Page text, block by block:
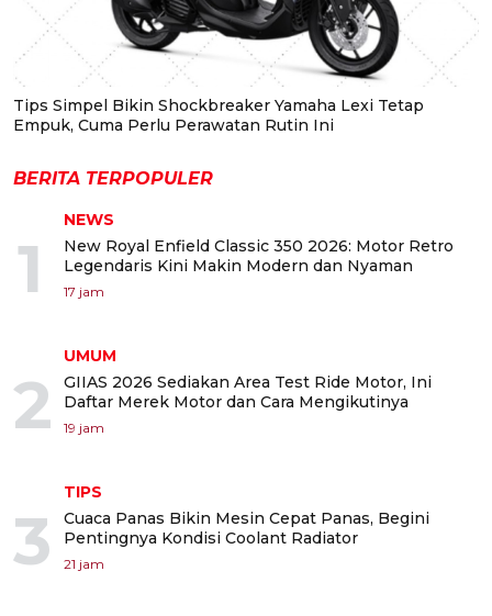
Tips Simpel Bikin Shockbreaker Yamaha Lexi Tetap
Empuk, Cuma Perlu Perawatan Rutin Ini
BERITA TERPOPULER
1
NEWS
New Royal Enfield Classic 350 2026: Motor Retro
Legendaris Kini Makin Modern dan Nyaman
17 jam
2
UMUM
GIIAS 2026 Sediakan Area Test Ride Motor, Ini
Daftar Merek Motor dan Cara Mengikutinya
19 jam
3
TIPS
Cuaca Panas Bikin Mesin Cepat Panas, Begini
Pentingnya Kondisi Coolant Radiator
21 jam